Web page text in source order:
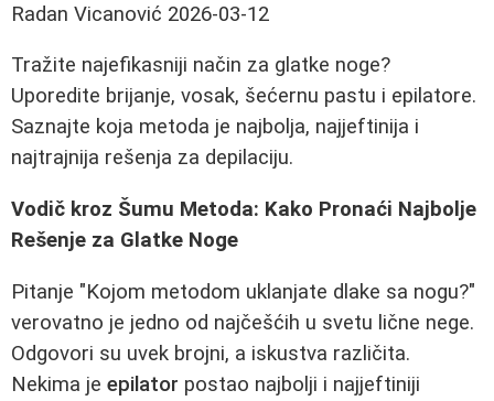
Radan Vicanović 2026-03-12
Tražite najefikasniji način za glatke noge?
Uporedite brijanje, vosak, šećernu pastu i epilatore.
Saznajte koja metoda je najbolja, najjeftinija i
najtrajnija rešenja za depilaciju.
Vodič kroz Šumu Metoda: Kako Pronaći Najbolje
Rešenje za Glatke Noge
Pitanje "Kojom metodom uklanjate dlake sa nogu?"
verovatno je jedno od najčešćih u svetu lične nege.
Odgovori su uvek brojni, a iskustva različita.
Nekima je epilator postao najbolji i najjeftiniji